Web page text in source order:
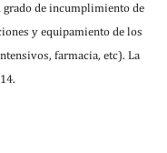
grado de incumplimiento de
y equipamiento de los
farmacia, etc). La